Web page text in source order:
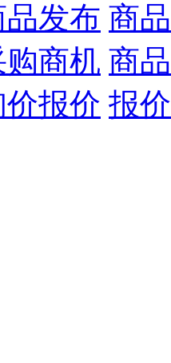
品发布 商
购商机 商
价报价 报